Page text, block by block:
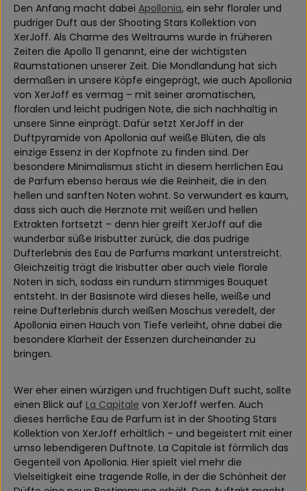
Den Anfang macht dabei Apollonia, ein sehr floraler und
pudriger Duft aus der Shooting Stars Kollektion von
XerJoff. Als Charme des Weltraums wurde in früheren
Zeiten die Apollo 11 genannt, eine der wichtigsten
Raumstationen unserer Zeit. Die Mondlandung hat sich
dermaßen in unsere Köpfe eingeprägt, wie auch Apollonia
von XerJoff es vermag – mit seiner aromatischen,
floralen und leicht pudrigen Note, die sich nachhaltig in
unsere Sinne einprägt. Dafür setzt XerJoff in der
Duftpyramide von Apollonia auf weiße Blüten, die als
einzige Essenz in der Kopfnote zu finden sind. Der
besondere Minimalismus sticht in diesem herrlichen Eau
de Parfum ebenso heraus wie die Reinheit, die in den
hellen und sanften Noten wohnt. So verwundert es kaum,
dass sich auch die Herznote mit weißen und hellen
Extrakten fortsetzt – denn hier greift XerJoff auf die
wunderbar süße Irisbutter zurück, die das pudrige
Dufterlebnis des Eau de Parfums markant unterstreicht.
Gleichzeitig trägt die Irisbutter aber auch viele florale
Noten in sich, sodass ein rundum stimmiges Bouquet
entsteht. In der Basisnote wird dieses helle, weiße und
reine Dufterlebnis durch weißen Moschus veredelt, der
Apollonia einen Hauch von Tiefe verleiht, ohne dabei die
besondere Klarheit der Essenzen durcheinander zu
bringen.
Wer eher einen würzigen und fruchtigen Duft sucht, sollte
einen Blick auf La Capitale von XerJoff werfen. Auch
dieses herrliche Eau de Parfum ist in der Shooting Stars
Kollektion von XerJoff erhältlich – und begeistert mit einer
umso lebendigeren Duftnote. La Capitale ist förmlich das
Gegenteil von Apollonia. Hier spielt viel mehr die
Vielseitigkeit eine tragende Rolle, in der die Schönheit der